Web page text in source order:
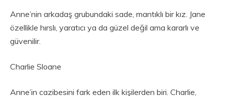
Anne’nin arkadaş grubundaki sade, mantıklı bir kız. Jane
özellikle hırslı, yaratıcı ya da güzel değil ama kararlı ve
güvenilir.
Charlie Sloane
Anne’in cazibesini fark eden ilk kişilerden biri. Charlie,